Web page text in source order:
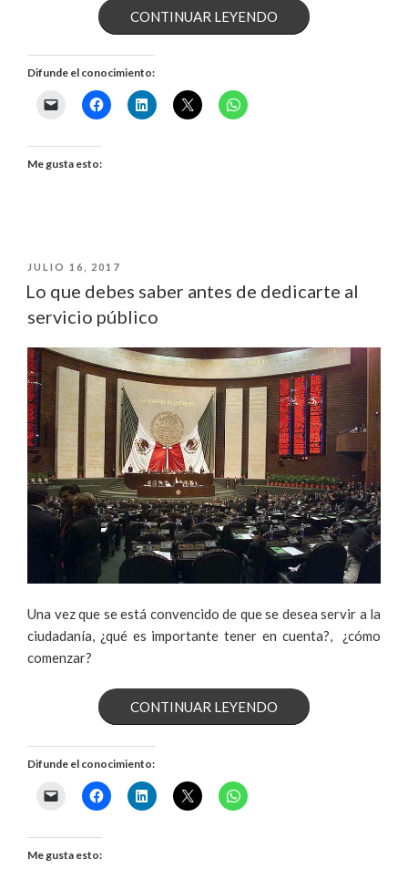
CONTINUAR LEYENDO«APRENDEN
ESPAÑOLA»
Difunde el conocimiento:
Me gusta esto:
PUBLICADO
JULIO 16, 2017
Lo que debes saber antes de dedicarte al
servicio público
Una vez que se está convencido de que se desea servir a la
ciudadanía, ¿qué es importante tener en cuenta?, ¿cómo
comenzar?
CONTINUAR LEYENDO«LO
Difunde el conocimiento:
Me gusta esto: